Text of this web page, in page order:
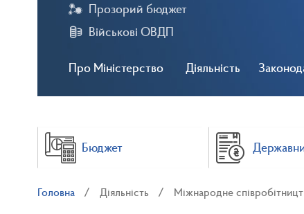
Про Міністерство Діяльність
Прозорий бюджет
Військові ОВДП
Бюджет
Головна Діяльність Міжнародне